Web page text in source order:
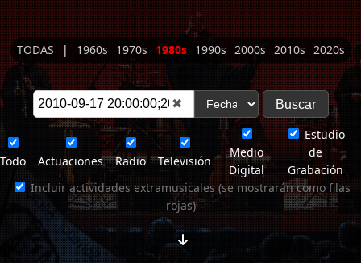
TODAS | 1960s 1970s 1980s 1990s 2000s 2010s 2020s
✖
Todo Actuaciones Radio Televisión
Medio
Digital
Estudio
de
Grabación
Incluir actividades extramusicales (se mostrarán como filas
rojas)